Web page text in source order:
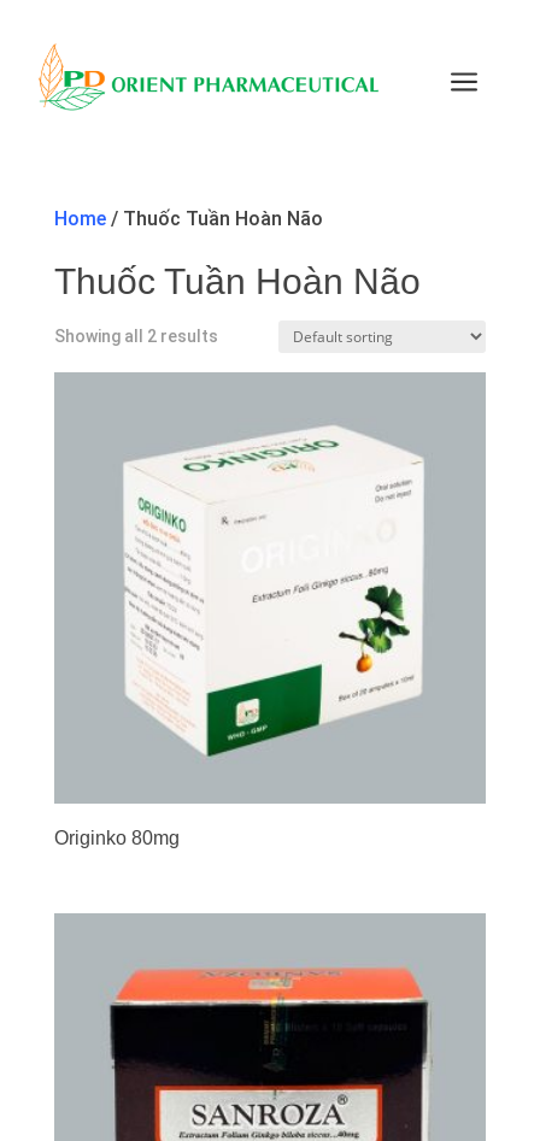
a
Home/ Thuốc Tuần Hoàn Não
Thuốc Tuần Hoàn Não
Showing all 2 results
Originko 80mg